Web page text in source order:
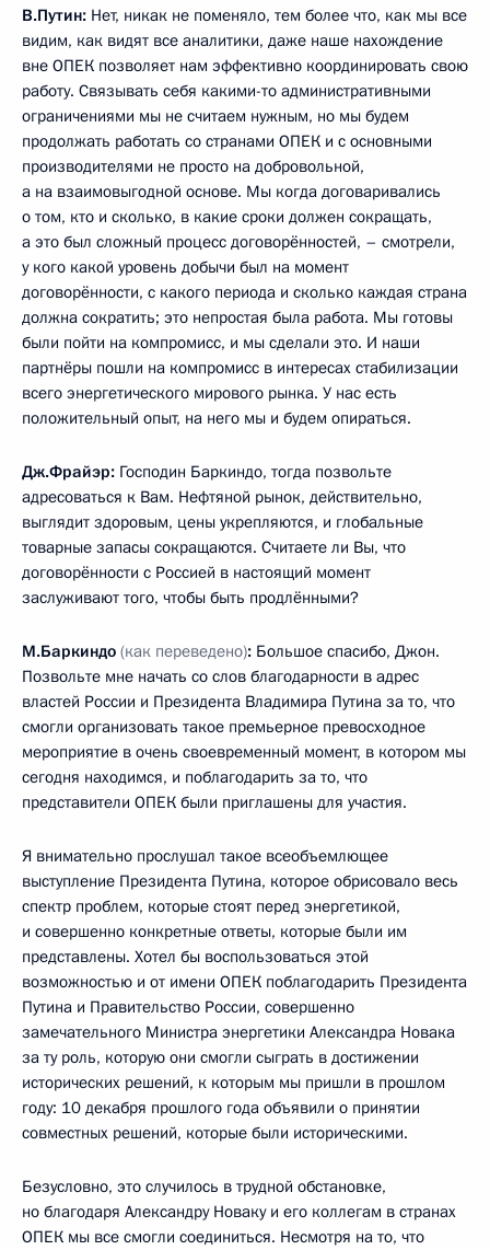
В.Путин: Нет, никак не поменяло, тем более что, как мы все
видим, как видят все аналитики, даже наше нахождение
вне ОПЕК позволяет нам эффективно координировать свою
работу. Связывать себя какими-то административными
ограничениями мы не считаем нужным, но мы будем
продолжать работать со странами ОПЕК и с основными
производителями не просто на добровольной,
а на взаимовыгодной основе. Мы когда договаривались
о том, кто и сколько, в какие сроки должен сокращать,
а это был сложный процесс договорённостей, – смотрели,
у кого какой уровень добычи был на момент
договорённости, с какого периода и сколько каждая страна
должна сократить; это непростая была работа. Мы готовы
были пойти на компромисс, и мы сделали это. И наши
партнёры пошли на компромисс в интересах стабилизации
всего энергетического мирового рынка. У нас есть
положительный опыт, на него мы и будем опираться.
Дж.Фрайэр: Господин Баркиндо, тогда позвольте
адресоваться к Вам. Нефтяной рынок, действительно,
выглядит здоровым, цены укрепляются, и глобальные
товарные запасы сокращаются. Считаете ли Вы, что
договорённости с Россией в настоящий момент
заслуживают того, чтобы быть продлёнными?
М.Баркиндо (как переведено): Большое спасибо, Джон.
Позвольте мне начать со слов благодарности в адрес
властей России и Президента Владимира Путина за то, что
смогли организовать такое премьерное превосходное
мероприятие в очень своевременный момент, в котором мы
сегодня находимся, и поблагодарить за то, что
представители ОПЕК были приглашены для участия.
Я внимательно прослушал такое всеобъемлющее
выступление Президента Путина, которое обрисовало весь
спектр проблем, которые стоят перед энергетикой,
и совершенно конкретные ответы, которые были им
представлены. Хотел бы воспользоваться этой
возможностью и от имени ОПЕК поблагодарить Президента
Путина и Правительство России, совершенно
замечательного Министра энергетики Александра Новака
за ту роль, которую они смогли сыграть в достижении
исторических решений, к которым мы пришли в прошлом
году: 10 декабря прошлого года объявили о принятии
совместных решений, которые были историческими.
Безусловно, это случилось в трудной обстановке,
но благодаря Александру Новаку и его коллегам в странах
ОПЕК мы все смогли соединиться. Несмотря на то, что